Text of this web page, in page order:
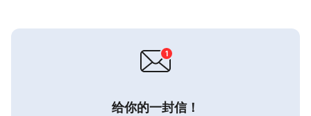
给你的一封信！